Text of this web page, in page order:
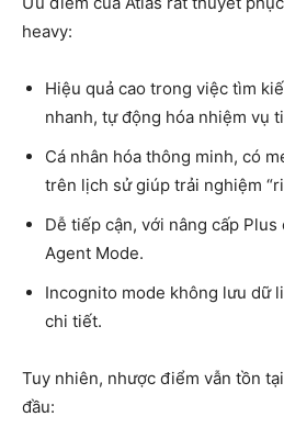
heavy:
Hiệu quả cao trong việc tìm
nhanh, tự động hóa nhiệm vụ
Cá nhân hóa thông minh, có
trên lịch sử giúp trải nghiệm
Dễ tiếp cận, với nâng cấp
Agent Mode.
Incognito mode không lưu dữ
chi tiết.
Tuy nhiên, nhược điểm vẫn tồn
đầu: